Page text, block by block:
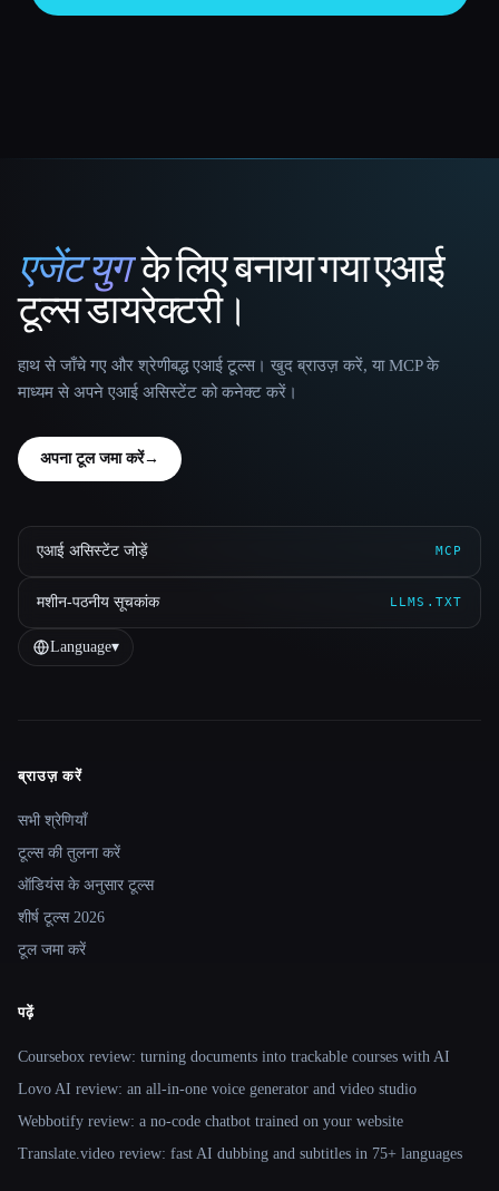
That AI Collection
एजेंट युगके लिए बनाया गया एआई
टूल्स डायरेक्टरी।
हाथ से जाँचे गए और श्रेणीबद्ध एआई टूल्स। खुद ब्राउज़ करें, या MCP के
माध्यम से अपने एआई असिस्टेंट को कनेक्ट करें।
अपना टूल जमा करें→
एआई असिस्टेंट जोड़ें MCP
मशीन-पठनीय सूचकांक LLMS.TXT
Language▾
Site navigation
ब्राउज़ करें
सभी श्रेणियाँ
टूल्स की तुलना करें
ऑडियंस के अनुसार टूल्स
शीर्ष टूल्स 2026
टूल जमा करें
पढ़ें
Coursebox review: turning documents into trackable courses with AI
Lovo AI review: an all-in-one voice generator and video studio
Webbotify review: a no-code chatbot trained on your website
Translate.video review: fast AI dubbing and subtitles in 75+ languages